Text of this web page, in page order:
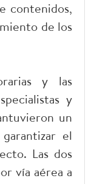
contenidos,
de los
y las
y
un
el
Las dos
vía aérea a